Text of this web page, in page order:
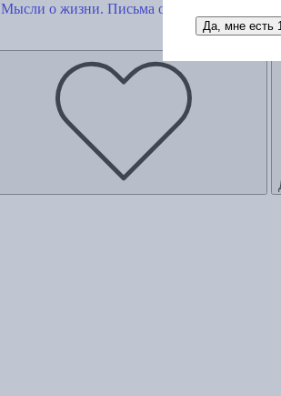
Мысли о жизни. Письма о добром. Статьи,
Да, мне есть